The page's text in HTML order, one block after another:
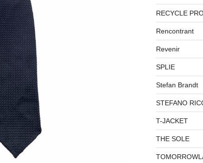
RECYCLE
Rencontrant
Revenir
SPLIE
Stefan Brandt
STEFANO
T-JACKET
THE SOLE